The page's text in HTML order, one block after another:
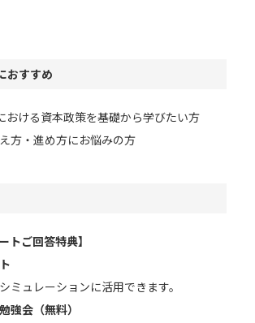
おすすめ
おける資本政策を基礎から学びたい方
方・進め方にお悩みの方
トご回答特典】
ミュレーションに活用できます。
強会（無料）